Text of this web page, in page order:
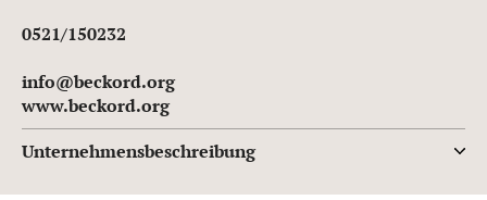
0521/150232
info@beckord.org
www.beckord.org
Unternehmensbeschreibung